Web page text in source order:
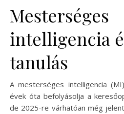
Mesterséges
intelligencia
tanulás
A mesterséges intelligencia
évek óta befolyásolja a
de 2025-re várhatóan még